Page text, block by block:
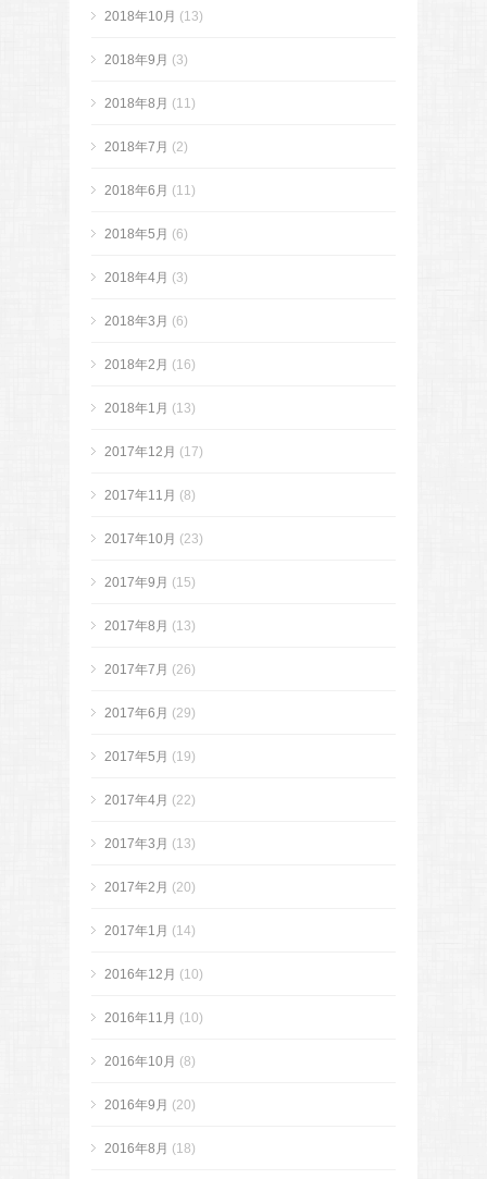
2018年10月 (13)
2018年9月 (3)
2018年8月 (11)
2018年7月 (2)
2018年6月 (11)
2018年5月 (6)
2018年4月 (3)
2018年3月 (6)
2018年2月 (16)
2018年1月 (13)
2017年12月 (17)
2017年11月 (8)
2017年10月 (23)
2017年9月 (15)
2017年8月 (13)
2017年7月 (26)
2017年6月 (29)
2017年5月 (19)
2017年4月 (22)
2017年3月 (13)
2017年2月 (20)
2017年1月 (14)
2016年12月 (10)
2016年11月 (10)
2016年10月 (8)
2016年9月 (20)
2016年8月 (18)